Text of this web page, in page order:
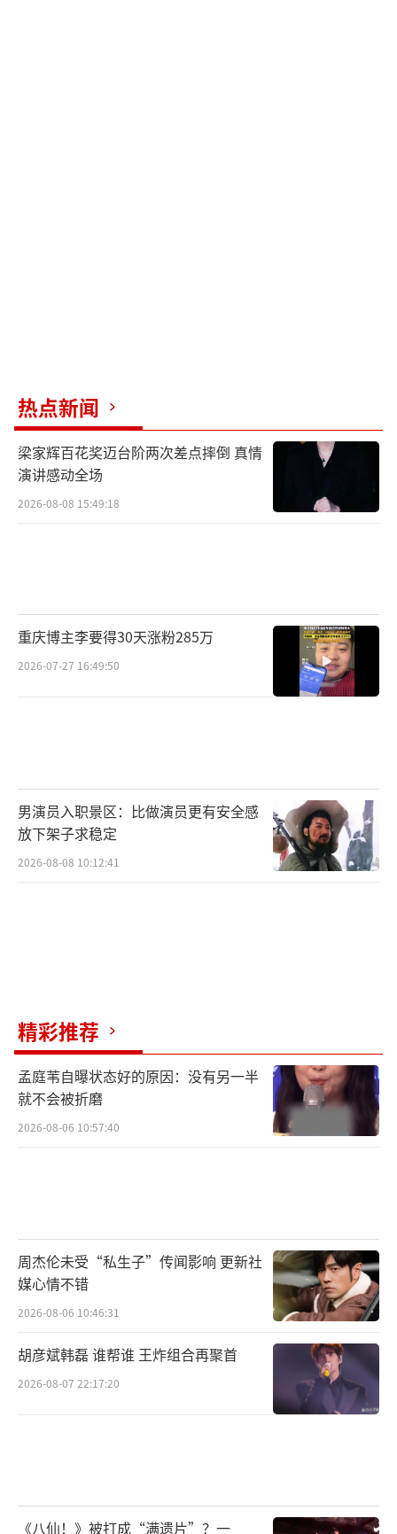
热点新闻
梁家辉百花奖迈台阶两次差点摔倒 真情
演讲感动全场
2026-08-08 15:49:18
重庆博主李要得30天涨粉285万
2026-07-27 16:49:50
男演员入职景区：比做演员更有安全感
放下架子求稳定
2026-08-08 10:12:41
精彩推荐
孟庭苇自曝状态好的原因：没有另一半
就不会被折磨
2026-08-06 10:57:40
周杰伦未受“私生子”传闻影响 更新社
媒心情不错
2026-08-06 10:46:31
胡彦斌韩磊 谁帮谁 王炸组合再聚首
2026-08-07 22:17:20
《八仙！》被打成“满遗片”？一